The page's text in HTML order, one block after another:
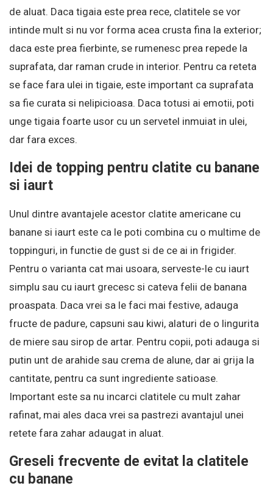
de aluat. Daca tigaia este prea rece, clatitele se vor
intinde mult si nu vor forma acea crusta fina la exterior;
daca este prea fierbinte, se rumenesc prea repede la
suprafata, dar raman crude in interior. Pentru ca reteta
se face fara ulei in tigaie, este important ca suprafata
sa fie curata si nelipicioasa. Daca totusi ai emotii, poti
unge tigaia foarte usor cu un servetel inmuiat in ulei,
dar fara exces.
Idei de topping pentru clatite cu banane
si iaurt
Unul dintre avantajele acestor clatite americane cu
banane si iaurt este ca le poti combina cu o multime de
toppinguri, in functie de gust si de ce ai in frigider.
Pentru o varianta cat mai usoara, serveste-le cu iaurt
simplu sau cu iaurt grecesc si cateva felii de banana
proaspata. Daca vrei sa le faci mai festive, adauga
fructe de padure, capsuni sau kiwi, alaturi de o lingurita
de miere sau sirop de artar. Pentru copii, poti adauga si
putin unt de arahide sau crema de alune, dar ai grija la
cantitate, pentru ca sunt ingrediente satioase.
Important este sa nu incarci clatitele cu mult zahar
rafinat, mai ales daca vrei sa pastrezi avantajul unei
retete fara zahar adaugat in aluat.
Greseli frecvente de evitat la clatitele
cu banane